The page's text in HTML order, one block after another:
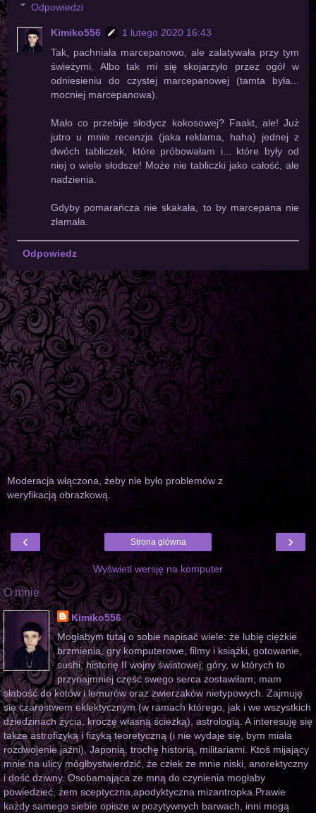
Odpowiedzi
Kimiko556
1 lutego 2020 16:43
Tak, pachniała marcepanowo, ale zalatywała przy tym
świeżymi. Albo tak mi się skojarzyło przez ogół w
odniesieniu do czystej marcepanowej (tamta była...
mocniej marcepanowa).
Mało co przebije słodycz kokosowej? Faakt, ale! Już
jutro u mnie recenzja (jaka reklama, haha) jednej z
dwóch tabliczek, które próbowałam i... które były od
niej o wiele słodsze! Może nie tabliczki jako całość, ale
nadzienia.
Gdyby pomarańcza nie skakała, to by marcepana nie
złamała.
Odpowiedz
Moderacja włączona, żeby nie było problemów z
weryfikacją obrazkową.
‹ ›
Strona główna
Wyświetl wersję na komputer
O mnie
Kimiko556
Mogłabym tutaj o sobie napisać wiele: że lubię ciężkie
brzmienia, gry komputerowe, filmy i książki, gotowanie,
sushi, historię II wojny światowej; góry, w których to
przynajmniej część swego serca zostawiłam; mam
słabość do kotów i lemurów oraz zwierzaków nietypowych. Zajmuję
się czarostwem eklektycznym (w ramach którego, jak i we wszystkich
dziedzinach życia, kroczę własną ścieżką), astrologią. A interesuję się
także astrofizyką i fizyką teoretyczną (i nie wydaje się, bym miała
rozdwojenie jaźni), Japonią, trochę historią, militariami. Ktoś mijający
mnie na ulicy mógłbystwierdzić, że człek ze mnie niski, anorektyczny
i dość dziwny. Osobamająca ze mną do czynienia mogłaby
powiedzieć, żem sceptyczna,apodyktyczna mizantropka.Prawie
każdy samego siebie opisze w pozytywnych barwach, inni mogą